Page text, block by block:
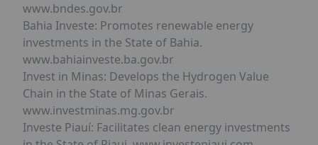
www.bndes.gov.br
Bahia Investe: Promotes renewable energy
investments in the State of Bahia.
www.bahiainveste.ba.gov.br
Invest in Minas: Develops the Hydrogen Value
Chain in the State of Minas Gerais.
www.investminas.mg.gov.br
Investe Piauí: Facilitates clean energy investments